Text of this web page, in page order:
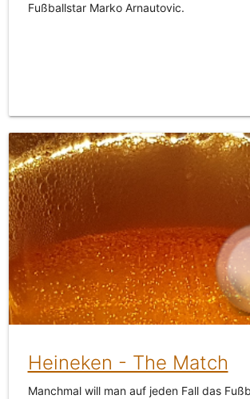
Fußballstar Marko Arnautovic.
Heineken - The Match
Manchmal will man auf jeden Fall das